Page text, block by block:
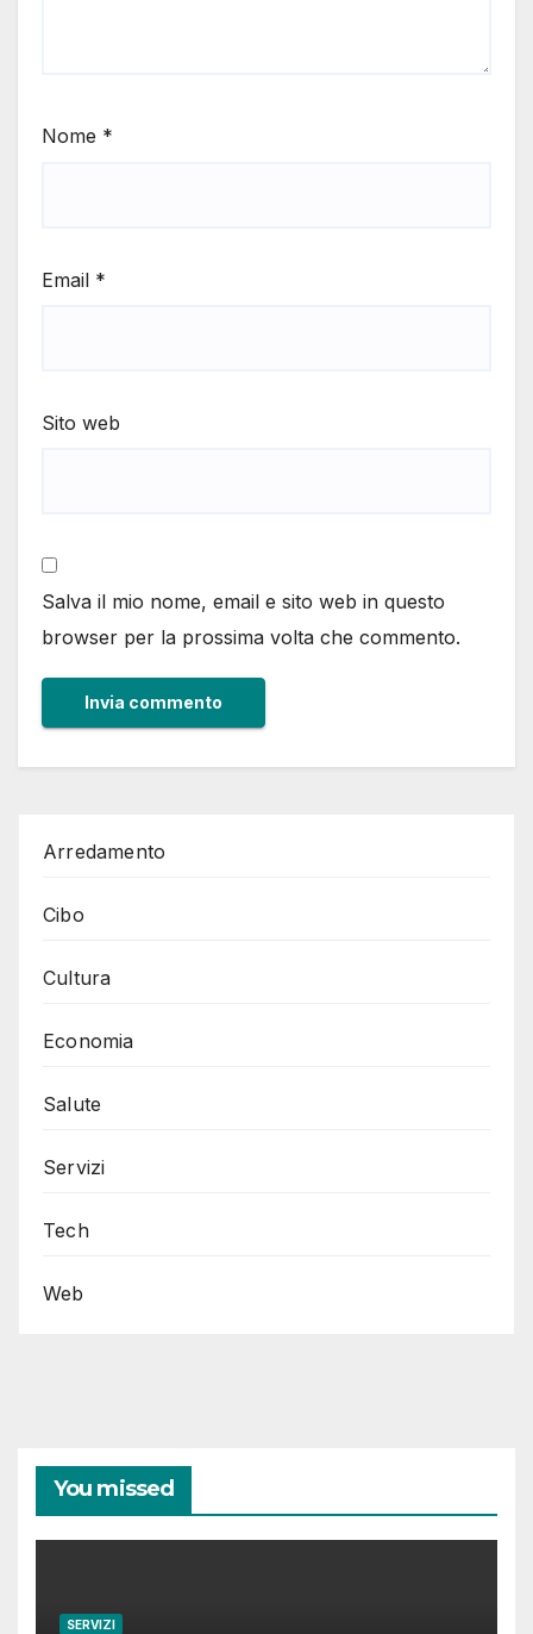
Nome *
Email *
Sito web
Salva il mio nome, email e sito web in questo
browser per la prossima volta che commento.
Arredamento
Cibo
Cultura
Economia
Salute
Servizi
Tech
Web
You missed
SERVIZI